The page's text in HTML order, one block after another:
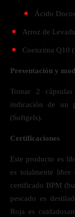
Ácido
Arroz de
Coenzima Q10 (
Presentación y
Tomar 2
indicación de un
(Softgels).
Certificaciones
Este producto es
es totalmente libre
certificado BPM
pescado es
Roja es